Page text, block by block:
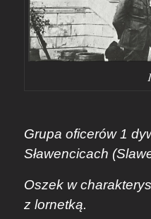
Grupa oficerów 1
Sławencicach
Oszek w
z lornetką.